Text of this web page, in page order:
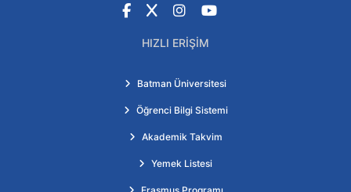
Facebook
X Instagram
YouTube
HIZLI ERIŞIM
Batman Üniversitesi
Öğrenci Bilgi Sistemi
Akademik Takvim
Yemek Listesi